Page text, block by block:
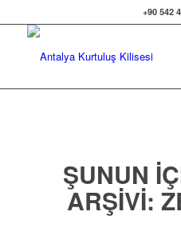
+90 542
ŞUNUN
ARŞIVI: